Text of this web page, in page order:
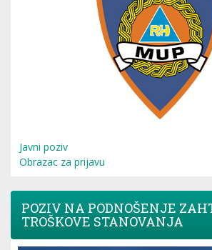
Javni poziv
Obrazac za prijavu
POZIV NA PODNOŠENJE
TROŠKOVE STANOVANJA